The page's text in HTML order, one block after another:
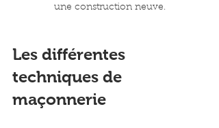
une construction neuve.
Les différentes
techniques de
maçonnerie